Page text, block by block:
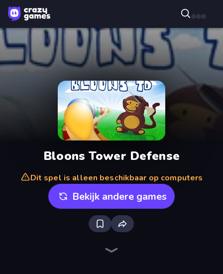
Bloons Tower Defense
Dit spel is alleen beschikbaar op computers
Bekijk andere games